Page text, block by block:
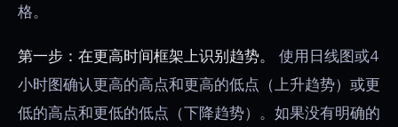
格。
第一步：在更高时间框架上识别趋势。
使用日线图或4
小时图确认更高的高点和更高的低点（上升趋势）或更
低的高点和更低的低点（下降趋势）。如果没有明确的